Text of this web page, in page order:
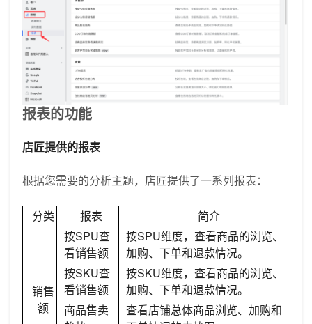
报表的功能
店匠提供的报表
根据您需要的分析主题，店匠提供了一系列报表：
分类 报表 简介
销售
额
按SPU查
看销售额
按SPU维度，查看商品的浏览、
加购、下单和退款情况。
按SKU查
看销售额
按SKU维度，查看商品的浏览、
加购、下单和退款情况。
商品售卖
查看店铺总体商品浏览、加购和